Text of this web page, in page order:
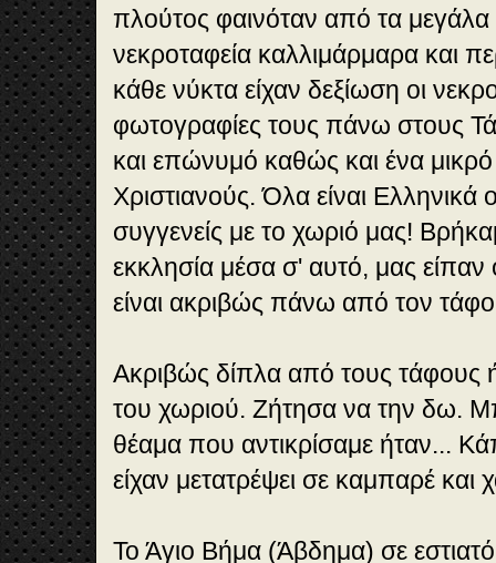
πλούτος φαινόταν από τα μεγάλα
νεκροταφεία καλλιμάρμαρα και
κάθε νύκτα είχαν δεξίωση οι
φωτογραφίες τους πάνω στους
και επώνυμό καθώς και ένα
Χριστιανούς. Όλα είναι Ελληνικά
συγγενείς με το χωριό μας!
εκκλησία μέσα σ' αυτό, μας είπαν
είναι ακριβώς πάνω από τον
Ακριβώς δίπλα από τους τάφους
του χωριού. Ζήτησα να την δω.
θέαμα που αντικρίσαμε ήταν...
είχαν μετατρέψει σε καμπαρέ και
Το Άγιο Βήμα (Άβδημα) σε